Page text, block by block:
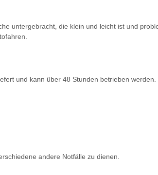
untergebracht, die klein und leicht ist und
und kann über 48 Stunden betrieben
andere Notfälle zu dienen.